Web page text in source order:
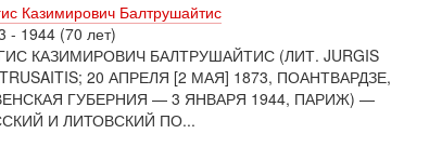
Казимирович Балтрушайтис
- 1944 (70 лет)
КАЗИМИРОВИЧ БАЛТРУШАЙТИС (ЛИТ. JURGIS
20 АПРЕЛЯ [2 МАЯ] 1873, ПОАНТВАРДЗЕ,
ГУБЕРНИЯ — 3 ЯНВАРЯ 1944, ПАРИЖ) —
И ЛИТОВСКИЙ ПО...